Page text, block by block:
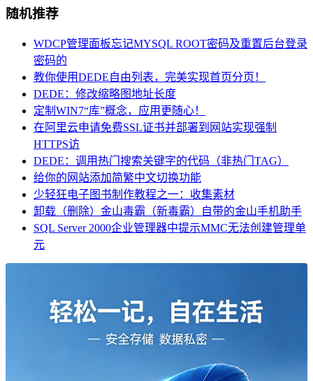
随机推荐
WDCP管理面板忘记MYSQL ROOT密码及重置后台登录
密码的
教你使用DEDE自由列表，完美实现首页分页！
DEDE：修改缩略图地址长度
定制WIN7“库”概念，应用更随心！
在阿里云申请免费SSL证书并部署到网站实现强制
HTTPS访
DEDE：调用热门搜索关键字的代码（非热门TAG）
给你的网站添加简繁中文切换功能
少轻狂电子图书制作教程之一：收集素材
卸载（删除）金山毒霸（新毒霸）自带的金山手机助手
SQL Server 2000企业管理器中提示MMC无法创建管理单
元